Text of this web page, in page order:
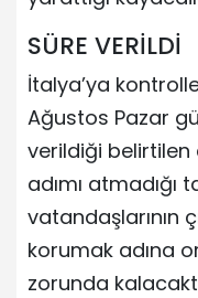
SÜRE VERİLDİ
İtalya’ya
Ağustos Pazar
verildiği belirtilen
adımı atmadığı
vatandaşlarının
korumak adına
zorunda